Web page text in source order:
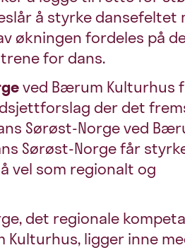
å styrke dansefeltet
økningen fordeles på
for dans.
ved Bærum Kulturhus
der det
Sørøst-Norge ved
Sørøst-Norge får
vel som regionalt og
det regionale
Kulturhus, ligger inne